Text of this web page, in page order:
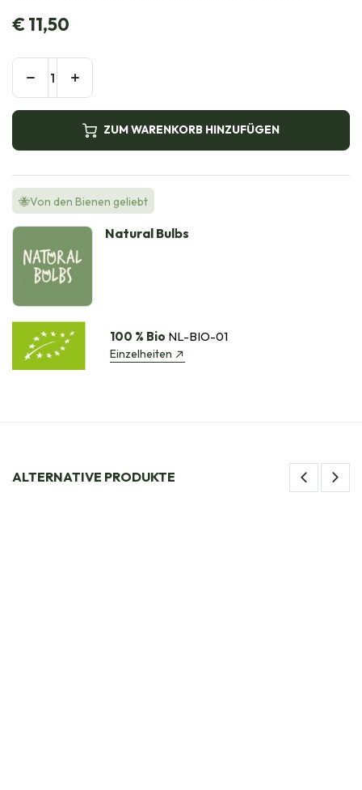
€11,50
ZUM WARENKORB HINZUFÜGEN
🐝Von den Bienen geliebt
Natural Bulbs
100 % Bio NL-BIO-01
Einzelheiten
ALTERNATIVE PRODUKTE